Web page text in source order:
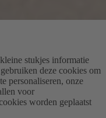
stukjes informatie
deze cookies om
personaliseren, onze
voor
worden geplaatst